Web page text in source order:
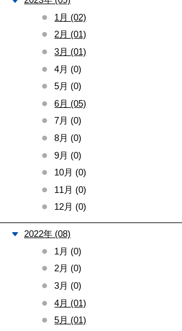
1月 (02)
2月 (01)
3月 (01)
4月 (0)
5月 (0)
6月 (05)
7月 (0)
8月 (0)
9月 (0)
10月 (0)
11月 (0)
12月 (0)
2022年 (08)
1月 (0)
2月 (0)
3月 (0)
4月 (01)
5月 (01)